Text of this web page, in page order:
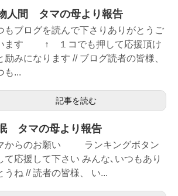
人間 タマの母より報告
もブログを読んで下さりありがとうご
ます ↑ １コでも押して応援頂け
励みになります // ブログ読者の皆様、
も...
記事を読む
タマの母より報告
からのお願い ランキングボタン
て応援して下さい みんな､いつもあり
うね // 読者の皆様、 い...